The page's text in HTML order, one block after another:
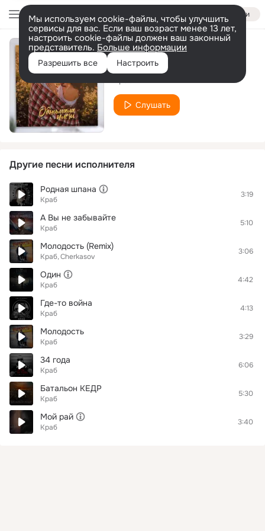
Войти
Мы используем cookie-файлы, чтобы улучшить
сервисы для вас. Если ваш возраст менее 13 лет,
настроить cookie-файлы должен ваш законный
представитель. Больше информации
Разрешить все Настроить
Обнимала плечи
Слушать
Другие песни исполнителя
Родная шпана
Краб
3:19
А Вы не забывайте
Краб
5:10
Молодость (Remix)
Краб Cherkasov
3:06
Один
Краб
4:42
Где-то война
Краб
4:13
Молодость
Краб
3:29
34 года
Краб
6:06
Батальон КЕДР
Краб
5:30
Мой рай
Краб
3:40